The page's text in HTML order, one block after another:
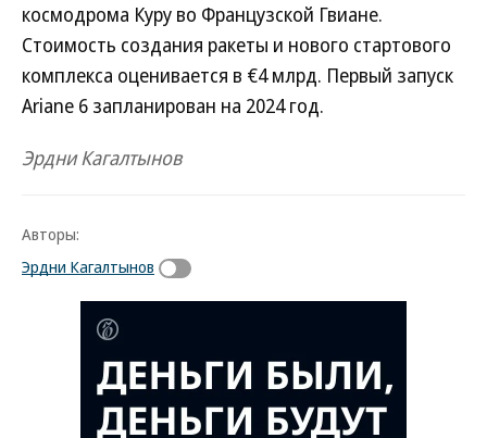
космодрома Куру во Французской Гвиане.
Стоимость создания ракеты и нового стартового
комплекса оценивается в €4 млрд. Первый запуск
Ariane 6 запланирован на 2024 год.
Эрдни Кагалтынов
Авторы:
Эрдни Кагалтынов